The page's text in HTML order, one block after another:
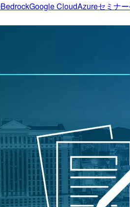
BedrockGoogle CloudAzureセミナー